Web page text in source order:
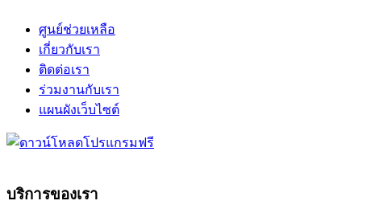
ศูนย์ช่วยเหลือ
เกี่ยวกับเรา
ติดต่อเรา
ร่วมงานกับเรา
แผนผังเว็บไซต์
บริการของเรา